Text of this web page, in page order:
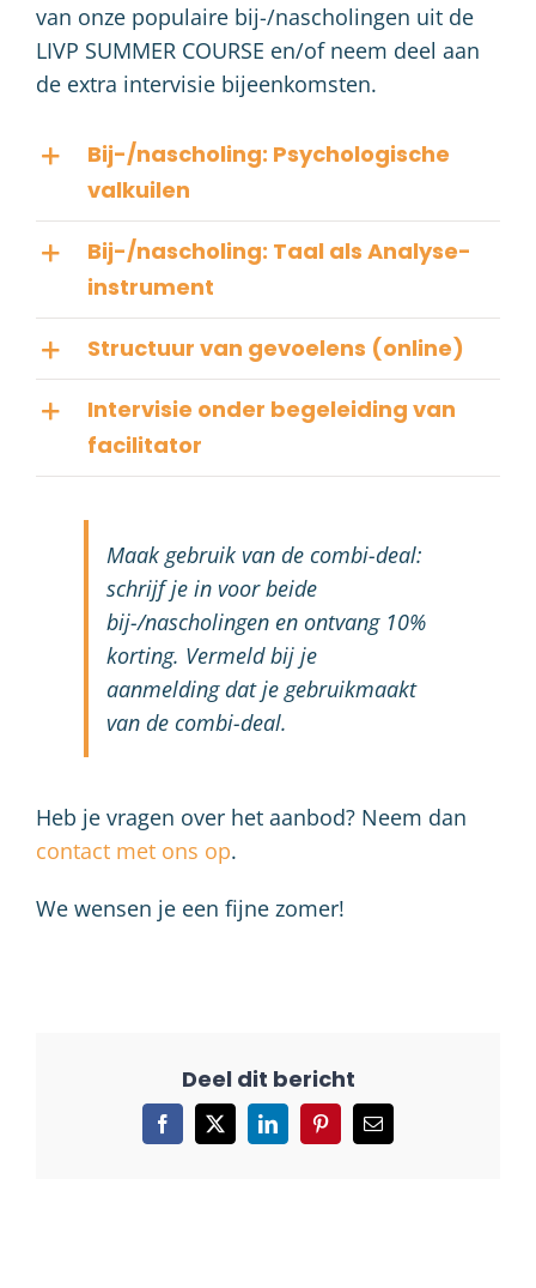
van onze populaire bij-/nascholingen uit de
LIVP SUMMER COURSE en/of neem deel aan
de extra intervisie bijeenkomsten.
Bij-/nascholing: Psychologische
valkuilen
Bij-/nascholing: Taal als Analyse-
instrument
Structuur van gevoelens (online)
Intervisie onder begeleiding van
facilitator
Maak gebruik van de combi-deal:
schrijf je in voor beide
bij-/nascholingen en ontvang 10%
korting. Vermeld bij je
aanmelding dat je gebruikmaakt
van de combi-deal.
Heb je vragen over het aanbod? Neem dan
contact met ons op.
We wensen je een fijne zomer!
Facebook
X LinkedInPinterest
E-